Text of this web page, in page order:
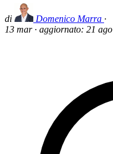
di Domenico Marra ·
13 mar · aggiornato: 21 ago